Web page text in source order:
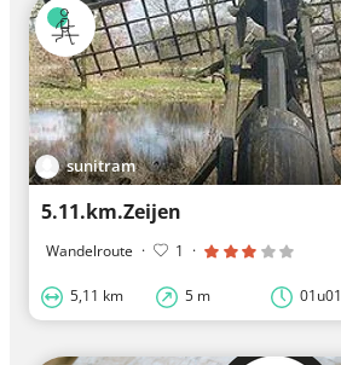
sunitram
5.11.km.Zeijen
Wandelroute · 1 ·
5,11 km 5 m 01u01